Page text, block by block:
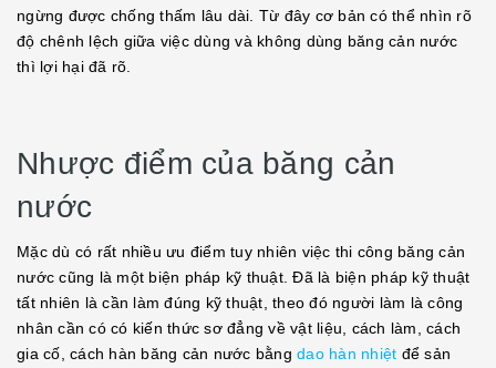
ngừng được chống thấm lâu dài. Từ đây cơ bản có thể nhìn rõ
độ chênh lệch giữa việc dùng và không dùng băng cản nước
thì lợi hại đã rõ.
Nhược điểm của băng cản
nước
Mặc dù có rất nhiều ưu điểm tuy nhiên việc thi công băng cản
nước cũng là một biện pháp kỹ thuật. Đã là biện pháp kỹ thuật
tất nhiên là cần làm đúng kỹ thuật, theo đó người làm là công
nhân cần có có kiến thức sơ đẳng về vật liệu, cách làm, cách
gia cố, cách hàn băng cản nước bằng dao hàn nhiệt để sản